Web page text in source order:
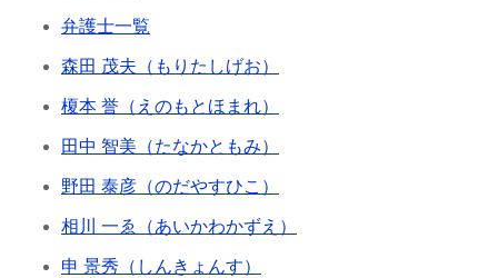
弁護士一覧
森田 茂夫（もりたしげお）
榎本 誉（えのもとほまれ）
田中 智美（たなかともみ）
野田 泰彦（のだやすひこ）
相川 一ゑ（あいかわかずえ）
申 景秀（しんきょんす）